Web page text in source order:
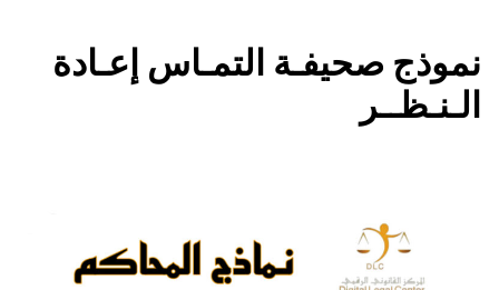
نموذج صحيفـة التمـاس إعـادة
الـنـظــر